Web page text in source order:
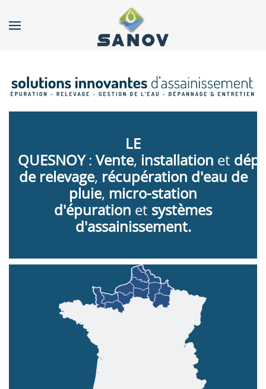
Accéder au contenu principal
LE
QUESNOY: Vente, installation et d
de relevage, récupération d'eau de
pluie, micro-station
d'épuration et systèmes
d'assainissement.